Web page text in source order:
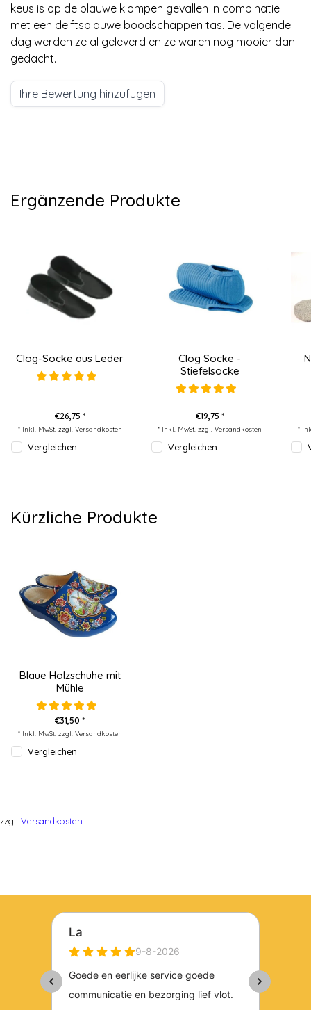
keus is op de blauwe klompen gevallen in combinatie
met een delftsblauwe boodschappen tas. De volgende
dag werden ze al geleverd en ze waren nog mooier dan
gedacht.
Ihre Bewertung hinzufügen
Ergänzende Produkte
Clog-Socke aus Leder
€26,75 *
* Inkl. MwSt. zzgl. Versandkosten
Vergleichen
Clog Socke -
Stiefelsocke
€19,75 *
* Inkl. MwSt. zzgl.Versandkosten
Vergleichen
*
Kürzliche Produkte
Blaue Holzschuhe mit
Mühle
€31,50 *
* Inkl. MwSt. zzgl. Versandkosten
Vergleichen
zzgl. Versandkosten